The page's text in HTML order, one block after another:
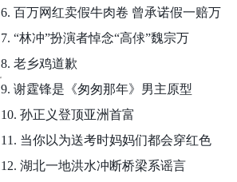
6. 百万网红卖假牛肉卷 曾承诺假一赔万
7. “林冲”扮演者悼念“高俅”魏宗万
8. 老乡鸡道歉
9. 谢霆锋是《匆匆那年》男主原型
10. 孙正义登顶亚洲首富
11. 当你以为送考时妈妈们都会穿红色
12. 湖北一地洪水冲断桥梁系谣言